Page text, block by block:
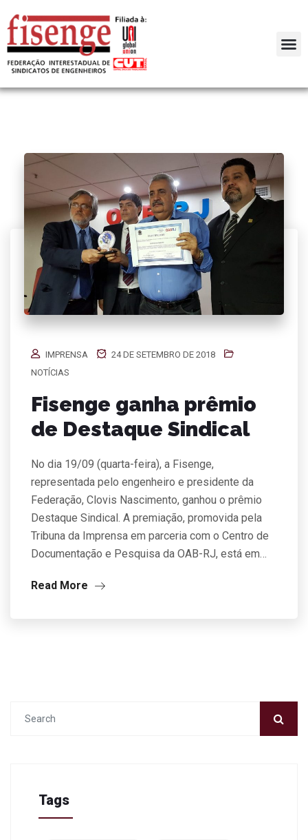
IMPRENSA
24 DE SETEMBRO DE 2018
NOTÍCIAS
Fisenge ganha prêmio
de Destaque Sindical
No dia 19/09 (quarta-feira), a Fisenge,
representada pelo engenheiro e presidente da
Federação, Clovis Nascimento, ganhou o prêmio
Destaque Sindical. A premiação, promovida pela
Tribuna da Imprensa em parceria com o Centro de
Documentação e Pesquisa da OAB-RJ, está em…
Read More
Tags